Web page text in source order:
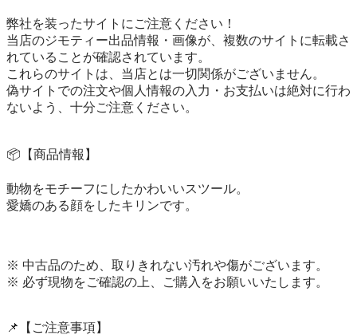
弊社を装ったサイトにご注意ください！
当店のジモティー出品情報・画像が、複数のサイトに転載さ
れていることが確認されています。
これらのサイトは、当店とは一切関係がございません。
偽サイトでの注文や個人情報の入力・お支払いは絶対に行わ
ないよう、十分ご注意ください。
📦【商品情報】
動物をモチーフにしたかわいいスツール。
愛嬌のある顔をしたキリンです。
※ 中古品のため、取りきれない汚れや傷がございます。
※ 必ず現物をご確認の上、ご購入をお願いいたします。
📌【ご注意事項】